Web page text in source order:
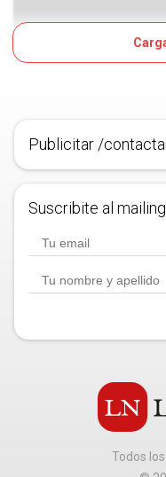
Publicitar /
Suscribite al mailing.
Todos